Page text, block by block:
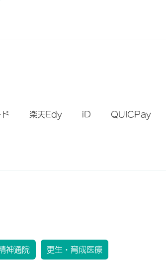
楽天Edy iD QUICPay
神通院 更生・育成医療